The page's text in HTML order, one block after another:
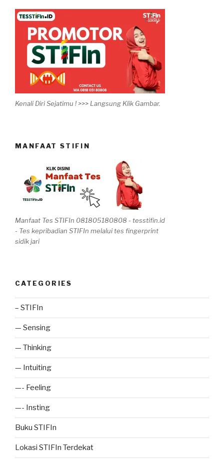
Kenali Diri Sejatimu ! >>> Langsung Klik Gambar.
MANFAAT STIFIN
Manfaat Tes STIFIn 081805180808 - tesstifin.id
- Tes kepribadian STIFIn melalui tes fingerprint
sidik jari
CATEGORIES
– STIFIn
— Sensing
— Thinking
— Intuiting
—- Feeling
—- Insting
Buku STIFIn
Lokasi STIFIn Terdekat